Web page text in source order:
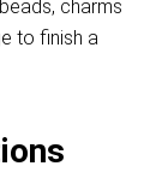
charms
to finish a